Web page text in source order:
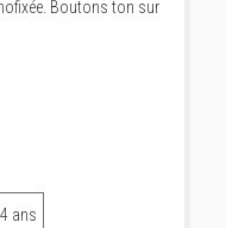
Boutons ton sur
ans